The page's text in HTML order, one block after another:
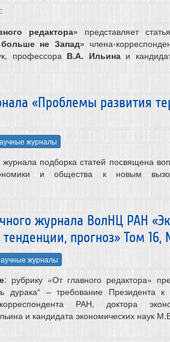
:
редактора» представляет
не Запад» члена-
профессора В.А. Ильинаи
«Проблемы развития
журналы
подборка статей посвящена
и общества к новым
журнала ВолНЦ РАН
прогноз» Том 16,
журналы
: рубрику «От главного редактора»
дурака“ – требование Президента к
РАН, доктора
и кандидата экономических наук